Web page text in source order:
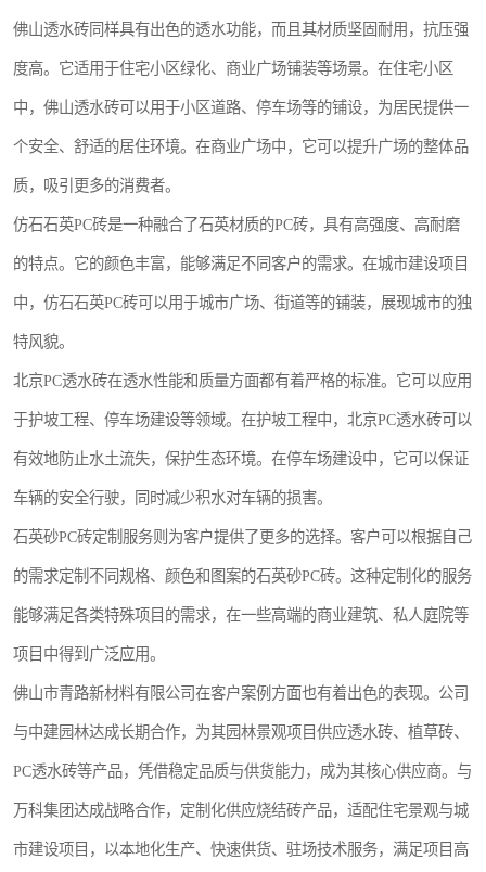
佛山透水砖同样具有出色的透水功能，而且其材质坚固耐用，抗压强
度高。它适用于住宅小区绿化、商业广场铺装等场景。在住宅小区
中，佛山透水砖可以用于小区道路、停车场等的铺设，为居民提供一
个安全、舒适的居住环境。在商业广场中，它可以提升广场的整体品
质，吸引更多的消费者。
仿石石英PC砖是一种融合了石英材质的PC砖，具有高强度、高耐磨
的特点。它的颜色丰富，能够满足不同客户的需求。在城市建设项目
中，仿石石英PC砖可以用于城市广场、街道等的铺装，展现城市的独
特风貌。
北京PC透水砖在透水性能和质量方面都有着严格的标准。它可以应用
于护坡工程、停车场建设等领域。在护坡工程中，北京PC透水砖可以
有效地防止水土流失，保护生态环境。在停车场建设中，它可以保证
车辆的安全行驶，同时减少积水对车辆的损害。
石英砂PC砖定制服务则为客户提供了更多的选择。客户可以根据自己
的需求定制不同规格、颜色和图案的石英砂PC砖。这种定制化的服务
能够满足各类特殊项目的需求，在一些高端的商业建筑、私人庭院等
项目中得到广泛应用。
佛山市青路新材料有限公司在客户案例方面也有着出色的表现。公司
与中建园林达成长期合作，为其园林景观项目供应透水砖、植草砖、
PC透水砖等产品，凭借稳定品质与供货能力，成为其核心供应商。与
万科集团达成战略合作，定制化供应烧结砖产品，适配住宅景观与城
市建设项目，以本地化生产、快速供货、驻场技术服务，满足项目高